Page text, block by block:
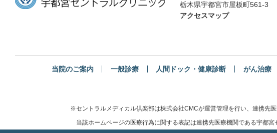
栃木県宇都宮市屋板町561-3
アクセスマップ
当院のご案内 一般診療 人間ドック・健康診断 がん治療
※セントラルメディカル倶楽部は株式会社CMCが運営管理を行い、連携先
当該ホームページの医療行為に関する表記は連携先医療機関である宇都宮